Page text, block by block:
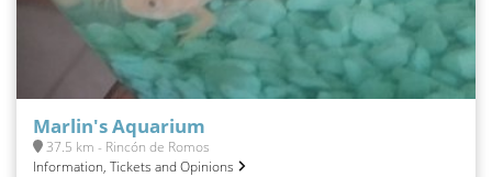
Marlin's Aquarium
37.5 km - Rincón de Romos
Information, Tickets and Opinions